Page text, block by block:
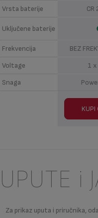
Vrsta baterije
CR
Uključene baterije
Frekvencija
BEZ
Voltage
1
Snaga
KUPI
UPUTE i
Za prikaz uputa i priručnika,